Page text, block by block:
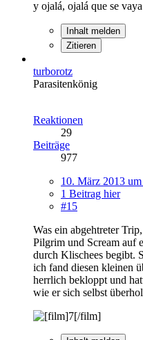
y ojalá, ojalá que se
Inhalt melden
Zitieren
turborotz
Parasitenkönig
Reaktionen
29
Beiträge
977
10. März 2013 um
1 Beitrag hier
#15
Was ein abgehtreter
Pilgrim und Scream auf
durch Klischees begibt.
ich fand diesen kleinen
herrlich bekloppt und
wie er sich selbst